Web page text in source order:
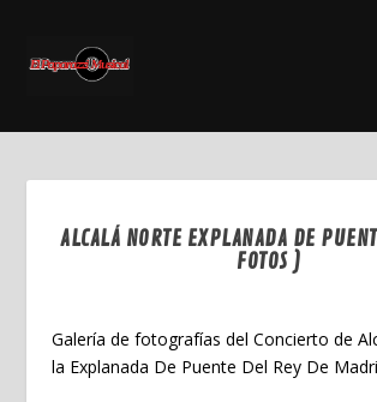
ALCALÁ NORTE EXPLANADA DE
FOTOS )
Galería de fotografías del Concierto de
la Explanada De Puente Del Rey De